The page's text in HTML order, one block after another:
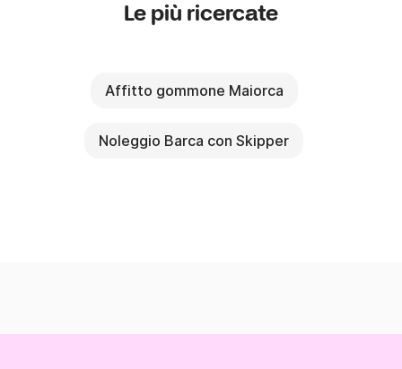
Le più ricercate
Affitto gommone Maiorca
Noleggio Barca con Skipper